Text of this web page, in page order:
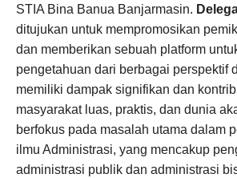
STIA Bina Banua Banjarmasin.
ditujukan untuk mempromosikan
dan memberikan sebuah platform
pengetahuan dari berbagai perspektif
memiliki dampak signifikan dan
masyarakat luas, praktis, dan dunia
berfokus pada masalah utama dalam
ilmu Administrasi, yang mencakup
administrasi publik dan administrasi